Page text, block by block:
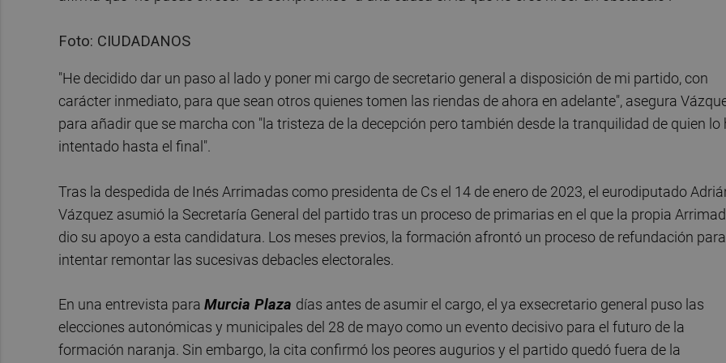
Foto: CIUDADANOS
"He decidido dar un paso al lado y poner mi cargo de secretario general a disposición de mi partido, con
carácter inmediato, para que sean otros quienes tomen las riendas de ahora en adelante", asegura
para añadir que se marcha con "la tristeza de la decepción pero también desde la tranquilidad de quien lo
intentado hasta el final".
Tras la despedida de Inés Arrimadas como presidenta de Cs el 14 de enero de 2023, el eurodiputado
Vázquez asumió la Secretaría General del partido tras un proceso de primarias en el que la propia
dio su apoyo a esta candidatura. Los meses previos, la formación afrontó un proceso de refundación para
intentar remontar las sucesivas debacles electorales.
En una entrevista para Murcia Plaza días antes de asumir el cargo, el ya exsecretario general puso las
elecciones autonómicas y municipales del 28 de mayo como un evento decisivo para el futuro de la
formación naranja. Sin embargo, la cita confirmó los peores augurios y el partido quedó fuera de la